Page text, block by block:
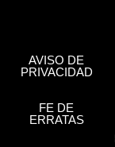
AVISO DE
PRIVACIDAD
FE DE
ERRATAS